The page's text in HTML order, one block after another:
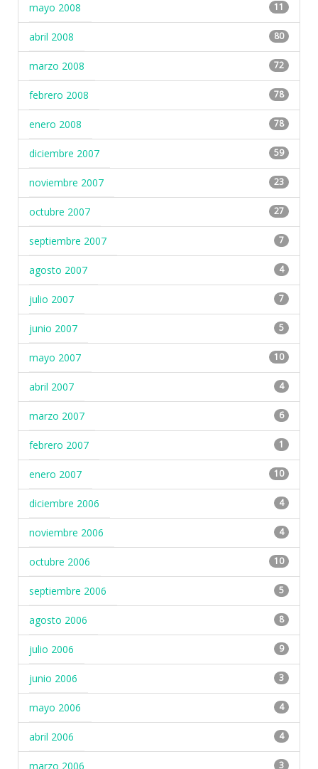
mayo 2008 11
abril 2008 80
marzo 2008 72
febrero 2008 78
enero 2008 78
diciembre 2007 59
noviembre 2007 23
octubre 2007 27
septiembre 2007 7
agosto 2007 4
julio 2007 7
junio 2007 5
mayo 2007 10
abril 2007 4
marzo 2007 6
febrero 2007 1
enero 2007 10
diciembre 2006 4
noviembre 2006 4
octubre 2006 10
septiembre 2006 5
agosto 2006 8
julio 2006 9
junio 2006 3
mayo 2006 4
abril 2006 4
marzo 2006 3